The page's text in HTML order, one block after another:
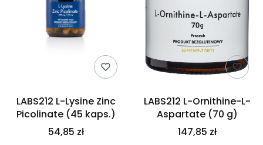
LABS212 L-Lysine Zinc
Picolinate (45 kaps.)
54,85 zł
LABS212 L-Ornithine-L-
Aspartate (70 g)
147,85 zł